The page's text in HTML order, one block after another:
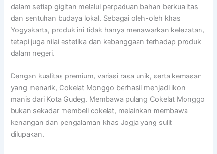
dalam setiap gigitan melalui perpaduan bahan berkualitas
dan sentuhan budaya lokal. Sebagai oleh-oleh khas
Yogyakarta, produk ini tidak hanya menawarkan kelezatan,
tetapi juga nilai estetika dan kebanggaan terhadap produk
dalam negeri.
Dengan kualitas premium, variasi rasa unik, serta kemasan
yang menarik, Cokelat Monggo berhasil menjadi ikon
manis dari Kota Gudeg. Membawa pulang Cokelat Monggo
bukan sekadar membeli cokelat, melainkan membawa
kenangan dan pengalaman khas Jogja yang sulit
dilupakan.